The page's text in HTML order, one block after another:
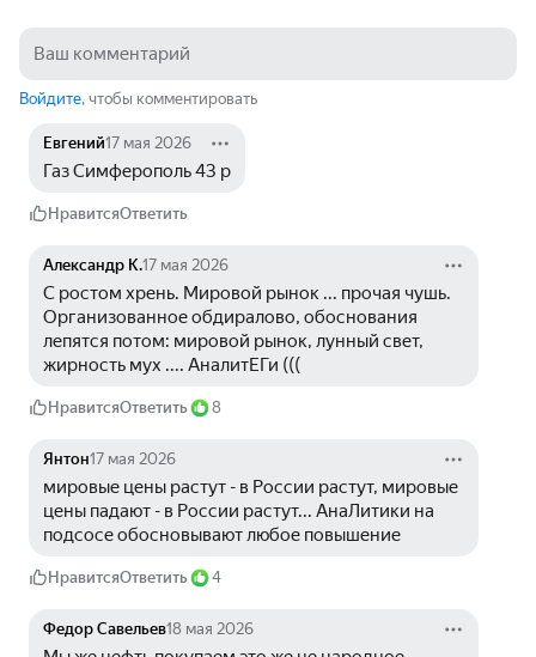
Войдите, чтобы комментировать
Евгений17 мая 2026
Газ Симферополь 43 р
НравитсяОтветить
Александр К.17 мая 2026
С ростом хрень. Мировой рынок ... прочая чушь.
Организованное обдиралово, обоснования
лепятся потом: мировой рынок, лунный свет,
жирность мух .... АналитЕГи (((
НравитсяОтветить 8
Янтон17 мая 2026
мировые цены растут - в России растут, мировые
цены падают - в России растут... АнаЛитики на
подсосе обосновывают любое повышение
НравитсяОтветить 4
Федор Савельев18 мая 2026